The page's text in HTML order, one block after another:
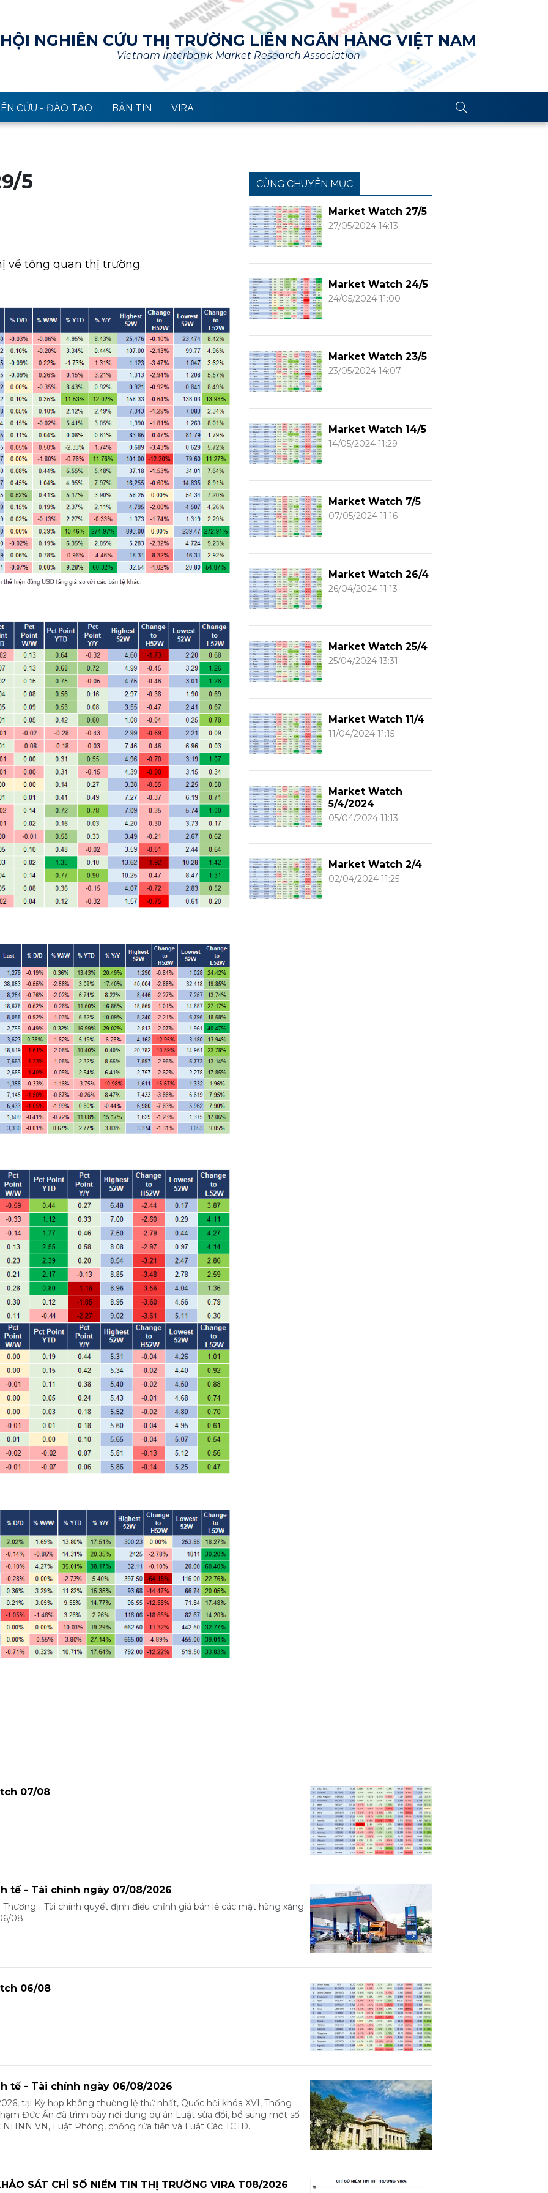
HỘI NGHIÊN CỨU THỊ TRƯỜNG LIÊN NGÂN HÀNG VIỆT NAM
Vietnam Interbank Market Research Association
CỨU - ĐÀO TẠO BẢN TIN VIRA
5
về tổng quan thị trường.
CÙNG CHUYÊN MỤC
Market Watch 27/5
27/05/2024 14:13
Market Watch 24/5
24/05/2024 11:00
Market Watch 23/5
23/05/2024 14:07
Market Watch 14/5
14/05/2024 11:29
Market Watch 7/5
07/05/2024 11:16
Market Watch 26/4
26/04/2024 11:13
Market Watch 25/4
25/04/2024 13:31
Market Watch 11/4
11/04/2024 11:15
Market Watch
5/4/2024
05/04/2024 11:13
Market Watch 2/4
02/04/2024 11:25
07/08
tế - Tài chính ngày 07/08/2026
- Tài chính quyết định điều chỉnh giá bán lẻ các mặt hàng xăng
08.
06/08
tế - Tài chính ngày 06/08/2026
tại Kỳ họp không thường lệ thứ nhất, Quốc hội khóa XVI, Thống
Đức Ấn đã trình bày nội dung dự án Luật sửa đổi, bổ sung một số
VN, Luật Phòng, chống rửa tiền và Luật Các TCTD.
SÁT CHỈ SỐ NIỀM TIN THỊ TRƯỜNG VIRA T08/2026